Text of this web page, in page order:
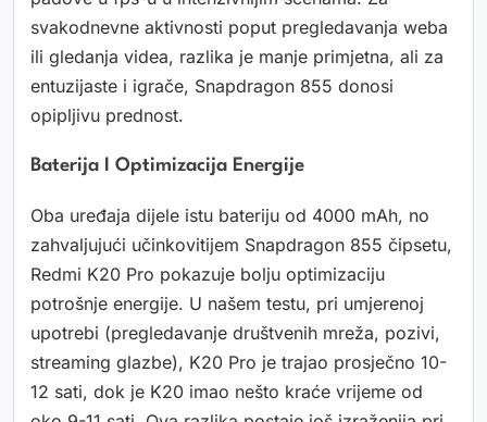
svakodnevne aktivnosti poput pregledavanja weba
ili gledanja videa, razlika je manje primjetna, ali za
entuzijaste i igrače, Snapdragon 855 donosi
opipljivu prednost.
Baterija I Optimizacija Energije
Oba uređaja dijele istu bateriju od 4000 mAh, no
zahvaljujući učinkovitijem Snapdragon 855 čipsetu,
Redmi K20 Pro pokazuje bolju optimizaciju
potrošnje energije. U našem testu, pri umjerenoj
upotrebi (pregledavanje društvenih mreža, pozivi,
streaming glazbe), K20 Pro je trajao prosječno 10-
12 sati, dok je K20 imao nešto kraće vrijeme od